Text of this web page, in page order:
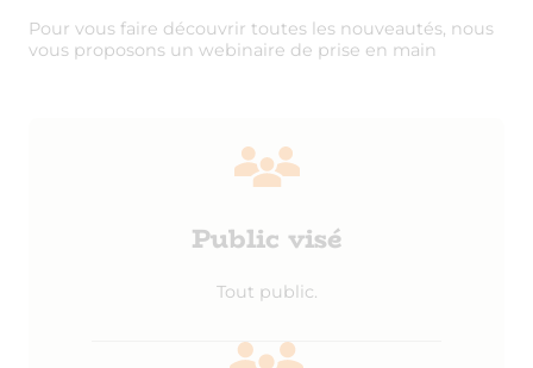
Pour vous faire découvrir toutes les nouveautés, nous
vous proposons un webinaire de prise en main
Public visé
Tout public.